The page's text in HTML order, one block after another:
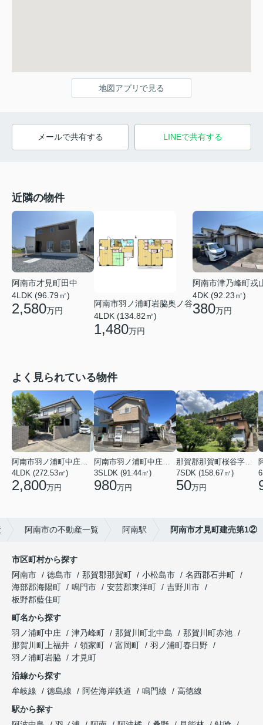
地図アプリで見る
メールで共有する LINEで共有する
近隣の物件
阿南市才見町田中
4LDK (96.79㎡)
2,580万円
阿南市羽ノ浦町岩脇奥ノ谷
4LDK (134.82㎡)
1,480万円
阿南市津乃峰町戎
4DK (92.23㎡)
380万円
よく見られている物件
阿南市羽ノ浦町中庄神木
4LDK (272.53㎡)
2,800万円
阿南市羽ノ浦町中庄神木
3SLDK (91.44㎡)
980万円
那賀郡那賀町桜谷字東畑
7SDK (158.67㎡)
50万円
阿南市の不動産一覧 阿南駅 阿南市才見町建売第1②
市区町村から探す
阿南市
徳島市 那賀郡那賀町 小松島市
名西郡石井町
海部郡海陽町
鳴門市 安芸郡東洋町
吉野川市
板野郡藍住町
町名から探す
羽ノ浦町中庄
津乃峰町 那賀川町北中島
那賀川町赤池
那賀川町上福井
領家町 富岡町
羽ノ浦町春日野
羽ノ浦町岩脇
才見町
沿線から探す
牟岐線
徳島線 阿佐海岸鉄道 鳴門線
高徳線
駅から探す